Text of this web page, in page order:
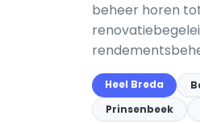
beheer horen
Heel Breda
Prinsenbeek